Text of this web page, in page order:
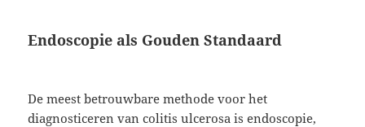
Endoscopie als Gouden Standaard
De meest betrouwbare methode voor het
diagnosticeren van colitis ulcerosa is endoscopie,